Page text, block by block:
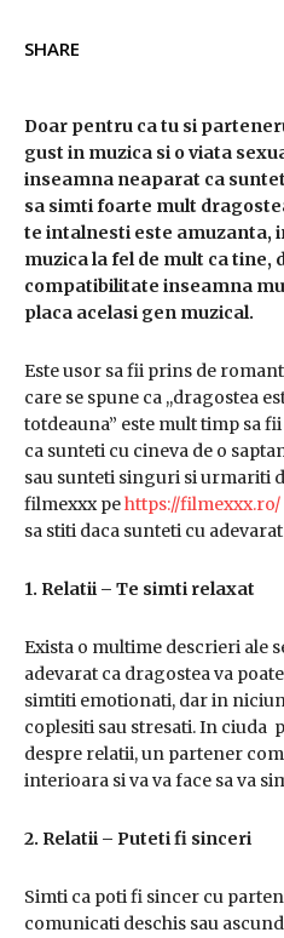
SHARE
Doar pentru ca tu si
gust in muzica si o viata
inseamna neaparat ca
sa simti foarte mult
te intalnesti este amuzanta,
muzica la fel de mult ca tine,
compatibilitate inseamna
placa acelasi gen muzical.
Este usor sa fii prins de
care se spune ca ,,dragostea
totdeauna” este mult timp sa
ca sunteti cu cineva de o
sau sunteti singuri si urmariti
filmexxx pehttps://filmexxx.ro/
sa stiti daca sunteti cu
1. Relatii – Te simti relaxat
Exista o multime descrieri ale
adevarat ca dragostea va
simtiti emotionati, dar in
coplesiti sau stresati. In
despre relatii, un partener
interioara si va va face sa va
2. Relatii – Puteti fi sinceri
Simti ca poti fi sincer cu
comunicati deschis sau